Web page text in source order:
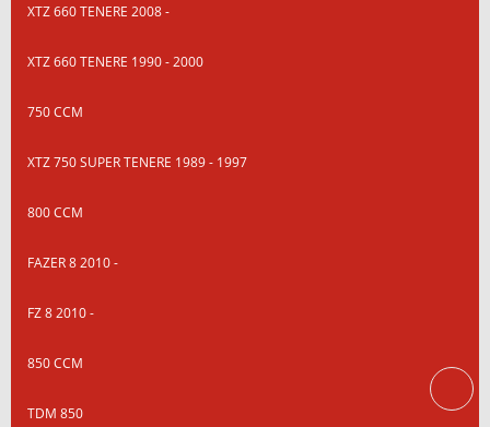
XTZ 660 TENERE 2008 -
XTZ 660 TENERE 1990 - 2000
750 CCM
XTZ 750 SUPER TENERE 1989 - 1997
800 CCM
FAZER 8 2010 -
FZ 8 2010 -
850 CCM
TDM 850